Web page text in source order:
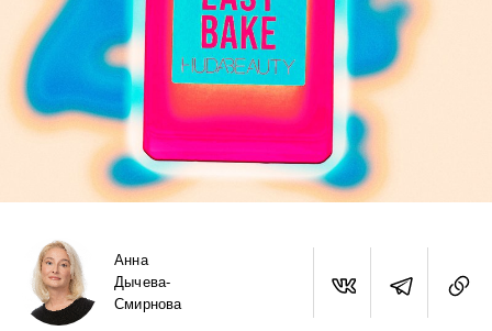
Анна
Дычева-
Смирнова